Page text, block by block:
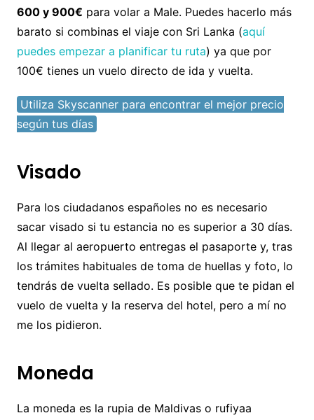
600 y 900€ para volar a Male. Puedes hacerlo más
barato si combinas el viaje con Sri Lanka (aquí
puedes empezar a planificar tu ruta) ya que por
100€ tienes un vuelo directo de ida y vuelta.
Utiliza Skyscanner para encontrar el mejor precio
según tus días
Visado
Para los ciudadanos españoles no es necesario
sacar visado si tu estancia no es superior a 30 días.
Al llegar al aeropuerto entregas el pasaporte y, tras
los trámites habituales de toma de huellas y foto, lo
tendrás de vuelta sellado. Es posible que te pidan el
vuelo de vuelta y la reserva del hotel, pero a mí no
me los pidieron.
Moneda
La moneda es la rupia de Maldivas o rufiyaa